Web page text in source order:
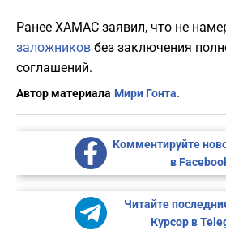
Ранее ХАМАС заявил, что не
заложников без заключения
соглашений.
Автор материала Мири Гонта.
Комментируйте
в
Читайте
Курсор в